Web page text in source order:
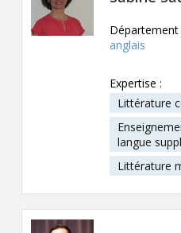
Département
anglais
Expertise :
Littérature
langue
Littérature